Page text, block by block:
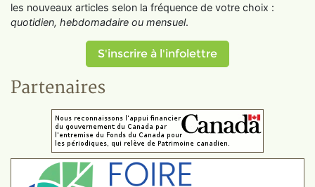
les nouveaux articles selon la fréquence de votre choix :
quotidien, hebdomadaire ou mensuel.
S'inscrire à l'infolettre
Partenaires